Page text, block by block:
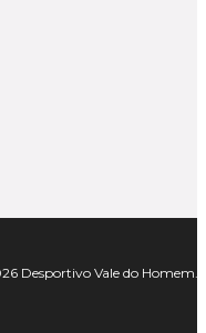
Desportivo Vale do Homem.